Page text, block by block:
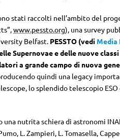
stati raccolti nell’ambito del
www.pessto.org), una survey
Belfast. PESSTO (vedi Media
Supernovae e delle nuove
a grande campo di nuova
quindi una legacy
lo splendido telescopio
nutrita schiera di astronomi
L. Zampieri, L. Tomasella,